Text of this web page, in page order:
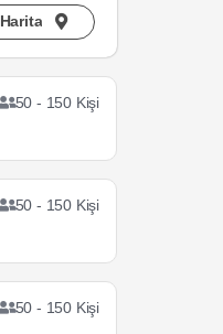
Harita
50 - 150 Kişi
50 - 150 Kişi
50 - 150 Kişi